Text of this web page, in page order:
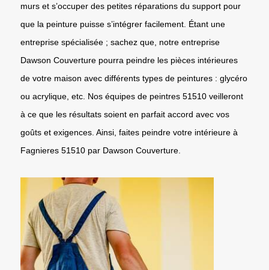
murs et s’occuper des petites réparations du support pour
que la peinture puisse s’intégrer facilement. Étant une
entreprise spécialisée ; sachez que, notre entreprise
Dawson Couverture pourra peindre les pièces intérieures
de votre maison avec différents types de peintures : glycéro
ou acrylique, etc. Nos équipes de peintres 51510 veilleront
à ce que les résultats soient en parfait accord avec vos
goûts et exigences. Ainsi, faites peindre votre intérieure à
Fagnieres 51510 par Dawson Couverture.